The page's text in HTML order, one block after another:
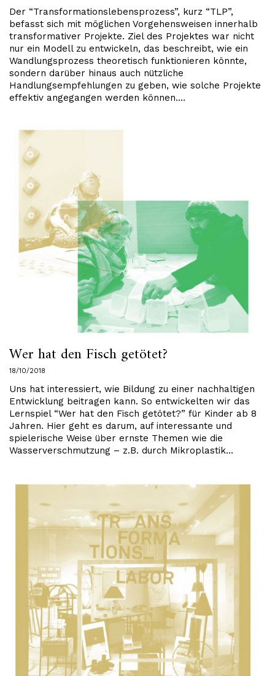
Der “Transformationslebensprozess”, kurz “TLP”,
befasst sich mit möglichen Vorgehensweisen innerhalb
transformativer Projekte. Ziel des Projektes war nicht
nur ein Modell zu entwickeln, das beschreibt, wie ein
Wandlungsprozess theoretisch funktionieren könnte,
sondern darüber hinaus auch nützliche
Handlungsempfehlungen zu geben, wie solche Projekte
effektiv angegangen werden können.…
Wer hat den Fisch getötet?
18/10/2018
Uns hat interessiert, wie Bildung zu einer nachhaltigen
Entwicklung beitragen kann. So entwickelten wir das
Lernspiel “Wer hat den Fisch getötet?” für Kinder ab 8
Jahren. Hier geht es darum, auf interessante und
spielerische Weise über ernste Themen wie die
Wasserverschmutzung – z.B. durch Mikroplastik…